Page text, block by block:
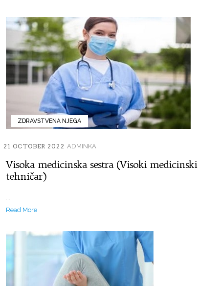
Visoka medicinska sestra (Visoki medicinski
tehničar)
21 OCTOBER 2022
ZDRAVSTVENA NJEGA
ADMINKA
Read More